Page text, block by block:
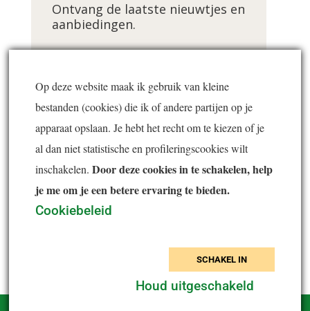
Ontvang de laatste nieuwtjes en
aanbiedingen.
E-mailadres *
Inschrijven
Op deze website maak ik gebruik van kleine
bestanden (cookies) die ik of andere partijen op je
apparaat opslaan. Je hebt het recht om te kiezen of je
al dan niet statistische en profileringscookies wilt
inschakelen.Door deze cookies in te schakelen, help
je me om je een betere ervaring te bieden.
Cookiebeleid
SCHAKEL IN
Houd uitgeschakeld